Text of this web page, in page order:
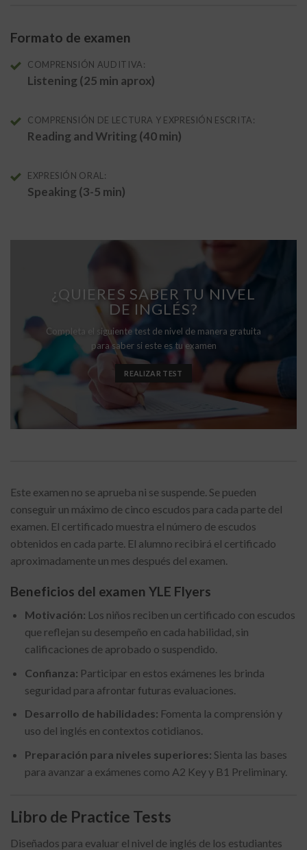
Formato de examen
COMPRENSIÓN AUDITIVA:
Listening (25 min aprox)
COMPRENSIÓN DE LECTURA Y EXPRESIÓN ESCRITA:
Reading and Writing (40 min)
EXPRESIÓN ORAL:
Speaking (3-5 min)
¿QUIERES SABER TU NIVEL
DE INGLÉS?
Completa el siguiente test de nivel de manera gratuita
para saber si este es tu examen
REALIZAR TEST
Este examen no se aprueba ni se suspende. Se pueden
conseguir un máximo de cinco escudos para cada parte del
examen. El certificado muestra el número de escudos
obtenidos en cada parte. El alumno recibirá el certificado
aproximadamente un mes después del examen.
Beneficios del examen YLE Flyers
Motivación: Los niños reciben un certificado con escudos
que reflejan su desempeño en cada habilidad, sin
calificaciones de aprobado o suspendido.
Confianza: Participar en estos exámenes les brinda
seguridad para afrontar futuras evaluaciones.
Desarrollo de habilidades: Fomenta la comprensión y
uso del inglés en contextos cotidianos.
Preparación para niveles superiores: Sienta las bases
para avanzar a exámenes como A2 Key y B1 Preliminary.
Libro de Practice Tests
Diseñados para evaluar el nivel de inglés de los estudiantes